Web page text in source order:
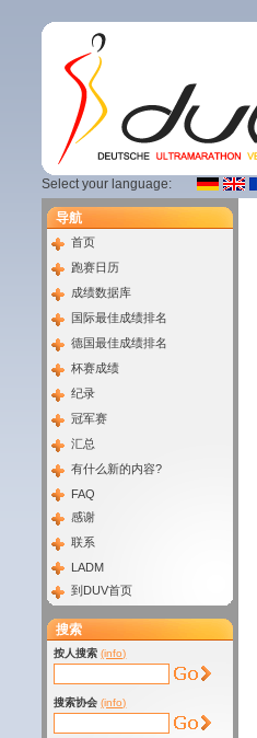
Select your language:
导航
首页
跑赛日历
成绩数据库
国际最佳成绩排名
德国最佳成绩排名
杯赛成绩
纪录
冠军赛
汇总
有什么新的内容?
FAQ
感谢
联系
LADM
到DUV首页
搜索
按人搜索 (info)
搜索协会 (info)